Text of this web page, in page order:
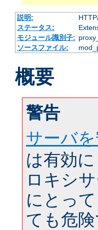
説明:
ステータス:
モジュール識別子:
ソースファイル:
概要
警告
サーバ
は有効
ロキシ
にとっ
ても危険